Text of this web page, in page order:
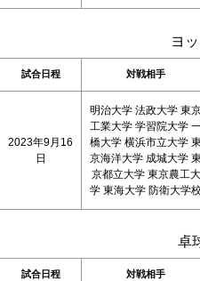
ヨ
試合日程 対戦相手
2023年9月16
日
明治大学 法政大学 東
工業大学 学習院大学
橋大学 横浜市立大学 東
京海洋大学 成城大学 東
京都立大学 東京農工大
学 東海大学 防衛大学
卓
試合日程 対戦相手